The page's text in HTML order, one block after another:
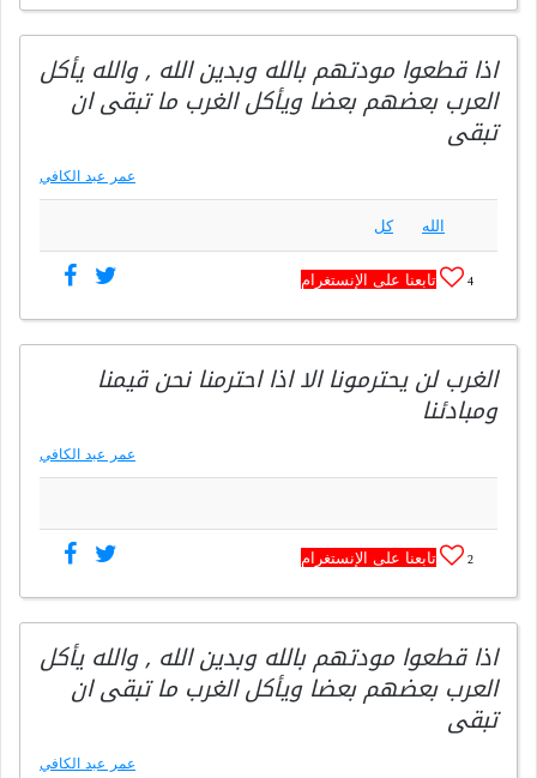
اذا قطعوا مودتهم بالله وبدين الله , والله يأكل
العرب بعضهم بعضا ويأكل الغرب ما تبقى ان
تبقى
عمر عبد الكافي
الله كل
4 تابعنا على الإنستغرام
الغرب لن يحترمونا الا اذا احترمنا نحن قيمنا
ومبادئنا
عمر عبد الكافي
2 تابعنا على الإنستغرام
اذا قطعوا مودتهم بالله وبدين الله , والله يأكل
العرب بعضهم بعضا ويأكل الغرب ما تبقى ان
تبقى
عمر عبد الكافي